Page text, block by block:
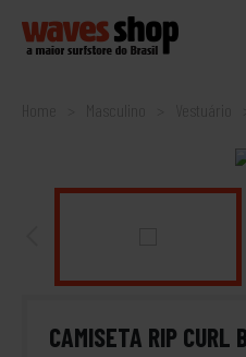
Home
CAMISETA RIP CURL